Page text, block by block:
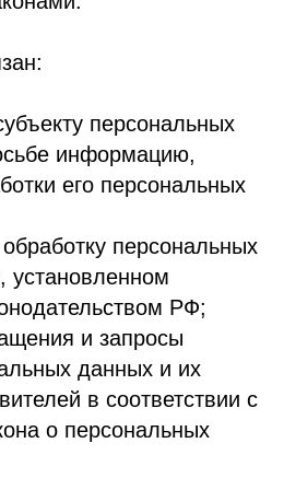
персональных
информацию,
его персональных
персональных
установленном
РФ;
и запросы
данных и их
в соответствии с
о персональных